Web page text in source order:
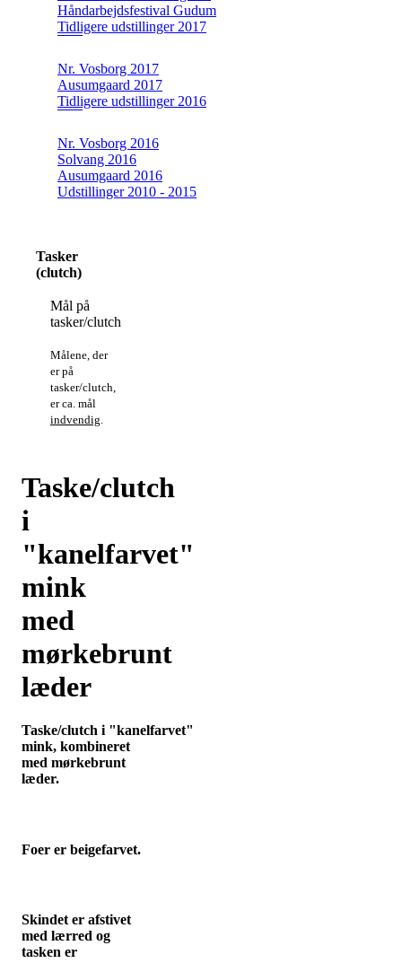
Håndarbejdsfestival Gudum
Tidligere udstillinger 2017
Nr. Vosborg 2017
Ausumgaard 2017
Tidligere udstillinger 2016
Nr. Vosborg 2016
Solvang 2016
Ausumgaard 2016
Udstillinger 2010 - 2015
Tasker
(clutch)
Mål på
tasker/clutch
Målene, der
er på
tasker/clutch,
er ca. mål
indvendig.
Taske/clutch
i
"kanelfarvet"
mink
med
mørkebrunt
læder
Taske/clutch i "kanelfarvet"
mink, kombineret
med mørkebrunt
læder.
Foer er beigefarvet.
Skindet er afstivet
med lærred og
tasken er